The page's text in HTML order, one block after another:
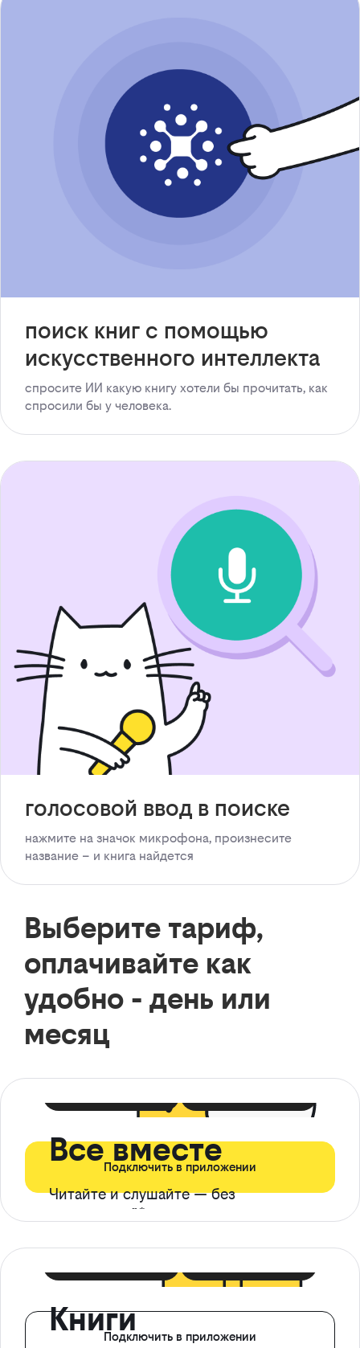
поиск книг с помощью
искусственного интеллекта
спросите ИИ какую книгу хотели бы прочитать, как
спросили бы у человека.
голосовой ввод в поиске
нажмите на значок микрофона, произнесите
название – и книга найдется
Выберите тариф,
оплачивайте как
удобно - день или
месяц
Все вместе
Читайте и слушайте — без
ограничений*
Подключить в приложении
КнигиПодключить в приложении